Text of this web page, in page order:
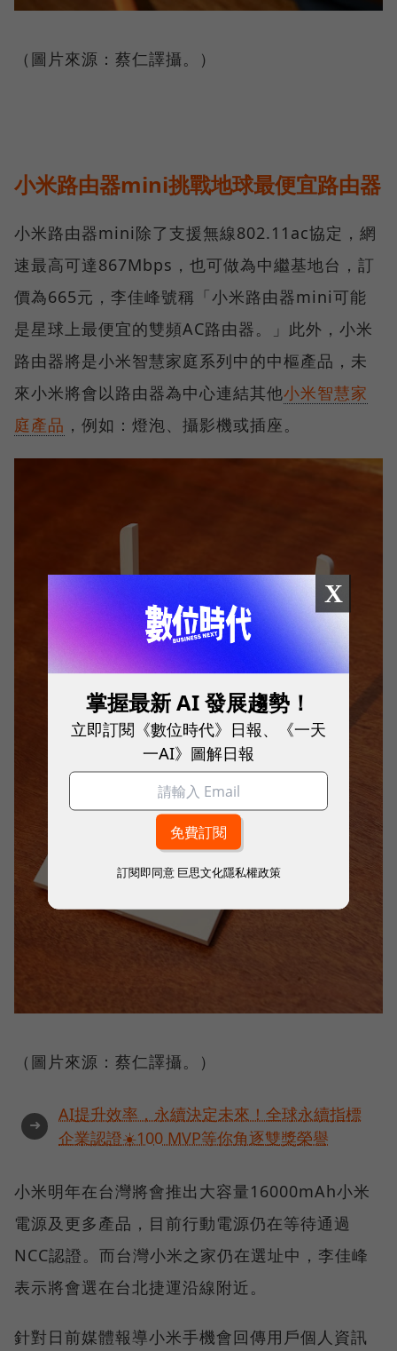
（圖片來源：蔡仁譯攝。）
小米路由器mini挑戰地球最便宜路由器
小米路由器mini除了支援無線802.11ac協定，網
速最高可達867Mbps，也可做為中繼基地台，訂
價為665元，李佳峰號稱「小米路由器mini可能
是星球上最便宜的雙頻AC路由器。」此外，小米
路由器將是小米智慧家庭系列中的中樞產品，未
來小米將會以路由器為中心連結其他小米智慧家
庭產品 ，例如：燈泡、攝影機或插座。
（圖片來源：蔡仁譯攝。）
➜
AI提升效率，永續決定未來！全球永續指標
企業認證☀️100 MVP等你角逐雙獎榮譽
小米明年在台灣將會推出大容量16000mAh小米
電源及更多產品，目前行動電源仍在等待通過
NCC認證。而台灣小米之家仍在選址中，李佳峰
表示將會選在台北捷運沿線附近。
針對日前媒體報導小米手機會回傳用戶個人資訊
X
掌握最新 AI 發展趨勢！
立即訂閱《數位時代》日報、《一天
一AI》圖解日報
訂閱即同意 巨思文化隱私權政策